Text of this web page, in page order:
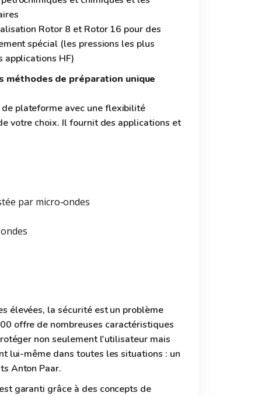
Rotor 8 et Rotor 16 pour des
spécial (les pressions les plus
applications HF)
méthodes de préparation unique
plateforme avec une flexibilité
votre choix. Il fournit des applications et
par micro-ondes
élevées, la sécurité est un problème
offre de nombreuses caractéristiques
non seulement l'utilisateur mais
lui-même dans toutes les situations : un
Anton Paar.
garanti grâce à des concepts de